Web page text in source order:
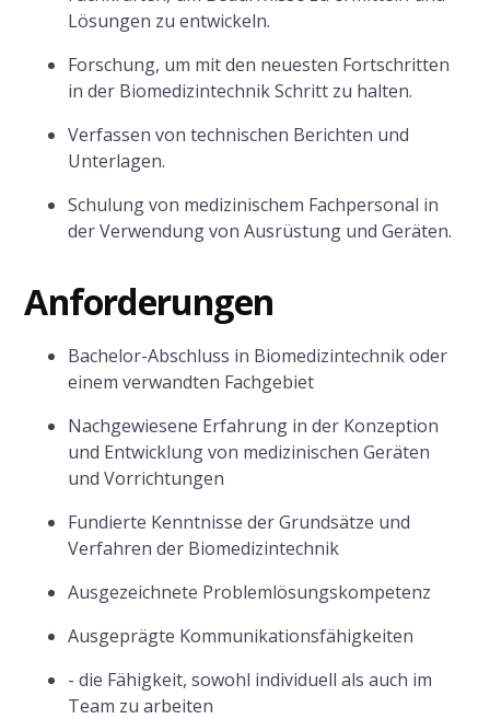
Lösungen zu entwickeln.
Forschung, um mit den neuesten Fortschritten
in der Biomedizintechnik Schritt zu halten.
Verfassen von technischen Berichten und
Unterlagen.
Schulung von medizinischem Fachpersonal in
der Verwendung von Ausrüstung und Geräten.
Anforderungen
Bachelor-Abschluss in Biomedizintechnik oder
einem verwandten Fachgebiet
Nachgewiesene Erfahrung in der Konzeption
und Entwicklung von medizinischen Geräten
und Vorrichtungen
Fundierte Kenntnisse der Grundsätze und
Verfahren der Biomedizintechnik
Ausgezeichnete Problemlösungskompetenz
Ausgeprägte Kommunikationsfähigkeiten
- die Fähigkeit, sowohl individuell als auch im
Team zu arbeiten